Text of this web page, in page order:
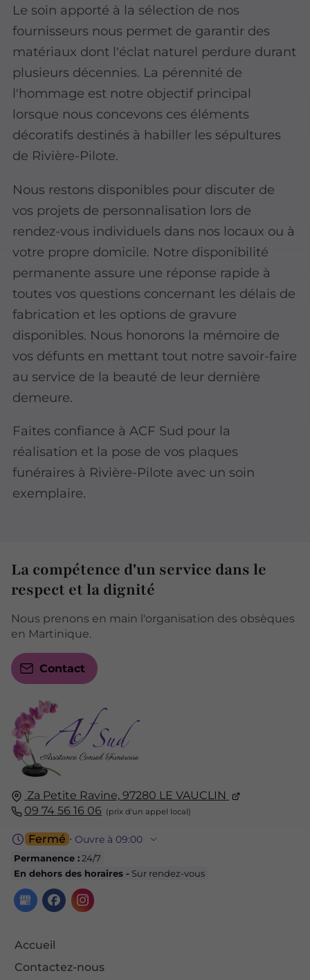
Le soin apporté à la sélection de nos
fournisseurs nous permet de garantir des
matériaux dont l'éclat naturel perdure durant
plusieurs décennies. La pérennité de
l'hommage est notre objectif principal
lorsque nous concevons ces éléments
décoratifs destinés à habiller les sépultures
de Rivière-Pilote.
Nous restons disponibles pour discuter de
vos projets de personnalisation lors de
rendez-vous individuels dans nos locaux ou à
votre propre domicile. Notre disponibilité
permanente assure une réponse rapide à
toutes vos questions concernant les délais de
fabrication et les options de gravure
disponibles. Nous honorons la mémoire de
vos défunts en mettant tout notre savoir-faire
au service de la beauté de leur dernière
demeure.
Faites confiance à ACF Sud pour la
réalisation et la pose de vos plaques
funéraires à Rivière-Pilote avec un soin
exemplaire.
Za Petite Ravine, 97280 LE VAUCLIN
09 74 56 16 06
Fermé ⋅ Ouvre à 09:00
Permanence :24/7
En dehors des horaires - Sur rendez-vous
Accueil
Contactez-nous
La compétence d'un service dans le
respect et la dignité
Nous prenons en main l'organisation des obsèques
en Martinique.
Contact